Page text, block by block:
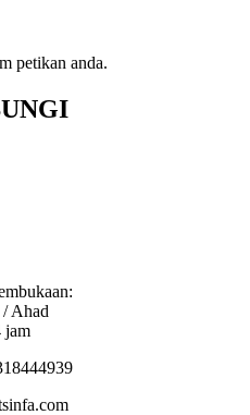
petikan anda.
Ahad
jam